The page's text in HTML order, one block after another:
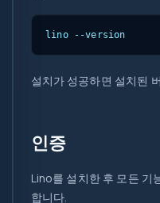
lino --version
설치가 성공하면 설치된
인증
Lino를 설치한 후 모든 기
합니다.